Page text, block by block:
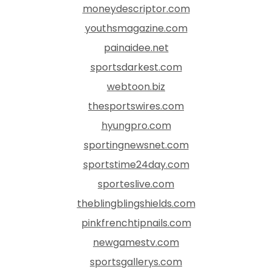
moneydescriptor.com
youthsmagazine.com
painaidee.net
sportsdarkest.com
webtoon.biz
thesportswires.com
hyungpro.com
sportingnewsnet.com
sportstime24day.com
sporteslive.com
theblingblingshields.com
pinkfrenchtipnails.com
newgamestv.com
sportsgallerys.com